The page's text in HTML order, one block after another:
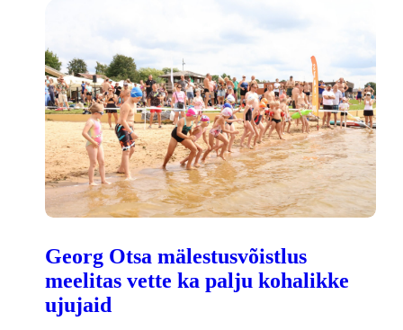
Georg Otsa mälestusvõistlus
meelitas vette ka palju kohalikke
ujujaid